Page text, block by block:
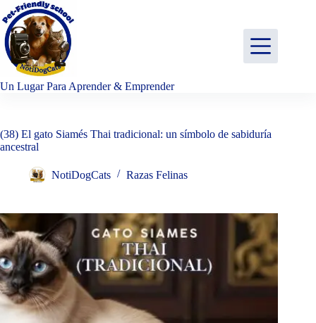
Saltar
al
contenido
Un Lugar Para Aprender & Emprender
(38) El gato Siamés Thai tradicional: un símbolo de sabiduría
ancestral
NotiDogCats Razas Felinas